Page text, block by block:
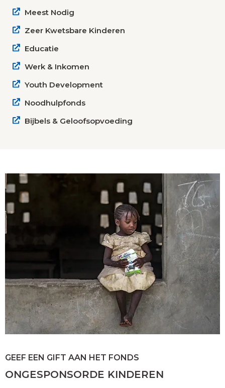
Meest Nodig
Zeer Kwetsbare Kinderen
Educatie
Werk & Inkomen
Youth Development
Noodhulpfonds
Bijbels & Geloofsopvoeding
GEEF EEN GIFT AAN HET FONDS
ONGESPONSORDE KINDEREN